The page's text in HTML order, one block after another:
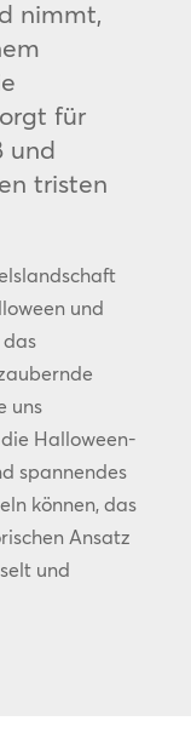
nimmt,
für
und
tristen
und
uns
Halloween-
spannendes
können, das
Ansatz
und